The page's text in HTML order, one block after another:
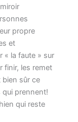
propre
et
« la faute » sur
finir, les remet
bien sûr ce
prennent!
qui reste